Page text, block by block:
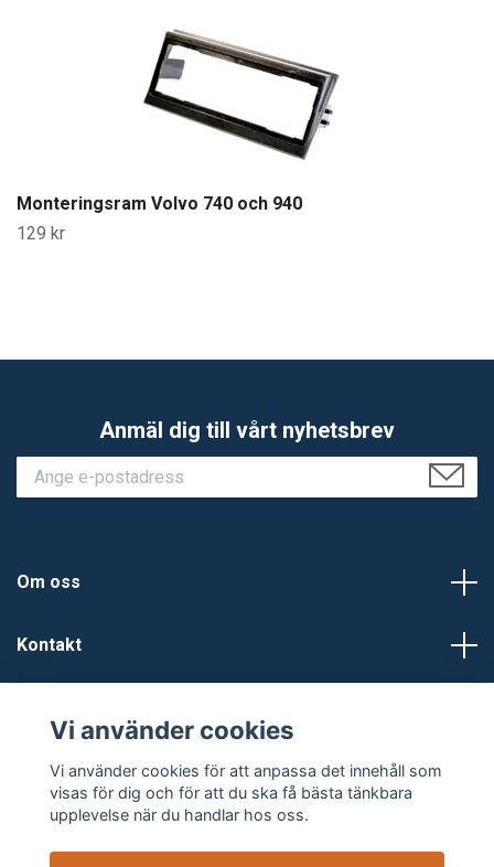
Monteringsram Volvo 740 och 940
129 kr
Anmäl dig till vårt nyhetsbrev
Om oss
Kontakt
Sociala medier
Vi använder cookies
Vi använder cookies för att anpassa det innehåll som
visas för dig och för att du ska få bästa tänkbara
upplevelse när du handlar hos oss.